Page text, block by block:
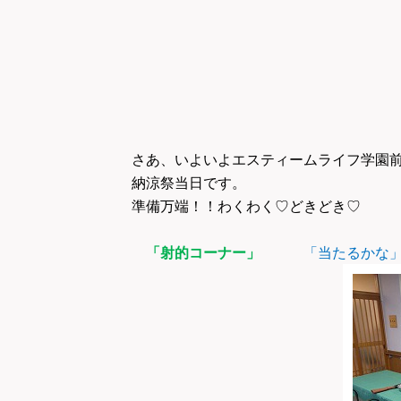
さあ、いよいよエスティームライフ学園
納涼祭当日です。
準備万端！！わくわく♡どきどき♡
「射的コーナー」 「当たるかな